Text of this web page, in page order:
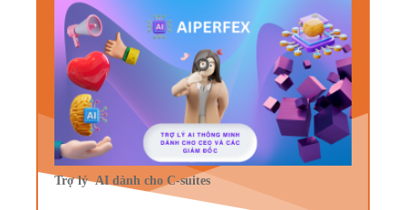
Trợ lý AI dành cho C-suites